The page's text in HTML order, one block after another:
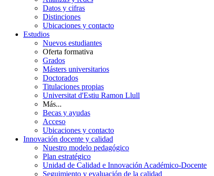
Datos y cifras
Distinciones
Ubicaciones y contacto
Estudios
Nuevos estudiantes
Oferta formativa
Grados
Másters universitarios
Doctorados
Titulaciones propias
Universitat d'Estiu Ramon Llull
Más...
Becas y ayudas
Acceso
Ubicaciones y contacto
Innovación docente y calidad
Nuestro modelo pedagógico
Plan estratégico
Unidad de Calidad e Innovación Académico-Docente
Seguimiento y evaluación de la calidad